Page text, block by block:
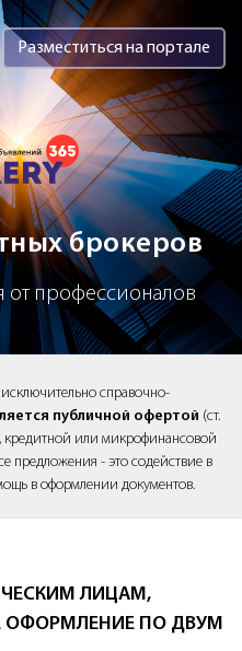
кредитных
Разместиться на портале
брокеров
профессионалов
справочно-
публичной офертой (ст.
кредитной или микрофинансовой
предложения - это содействие в
в оформлении документов.
ЛИЦАМ,
ПО ДВУМ